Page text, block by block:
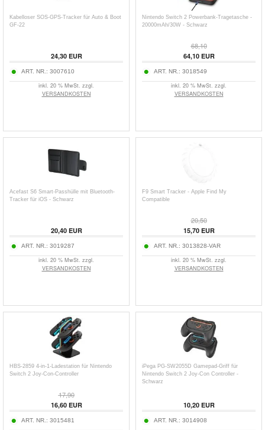
Kabelloser SOS-GPS-Tracker für Auto & Boot
GF-22
24,30EUR
ART. NR.: 3007610
inkl. 20 % MwSt. zzgl.
VERSANDKOSTEN
Nintendo Switch 2 Powerbank-Tragetasche -
20000mAh/30W - Schwarz
68,10
64,10EUR
ART. NR.: 3018549
inkl. 20 % MwSt. zzgl.
VERSANDKOSTEN
Acefast S6 Smart-Passhülle mit Bluetooth-
Tracker für iOS - Schwarz
20,40EUR
ART. NR.: 3019287
inkl. 20 % MwSt. zzgl.
VERSANDKOSTEN
F9 Smart Tracker - Apple Find My
Compatible
20,50
15,70EUR
ART. NR.: 3013828-VAR
inkl. 20 % MwSt. zzgl.
VERSANDKOSTEN
HBS-2859 4-in-1-Ladestation für Nintendo
Switch 2 Joy-Con-Controller
17,90
16,60EUR
ART. NR.: 3015481
iPega PG-SW2055D Gamepad-Griff für
Nintendo Switch 2 Joy-Con Controller -
Schwarz
10,20EUR
ART. NR.: 3014908